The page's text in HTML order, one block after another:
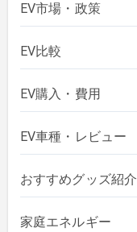
EV市場・政策
EV比較
EV購入・費用
EV車種・レビュー
おすすめグッズ紹介
家庭エネルギー